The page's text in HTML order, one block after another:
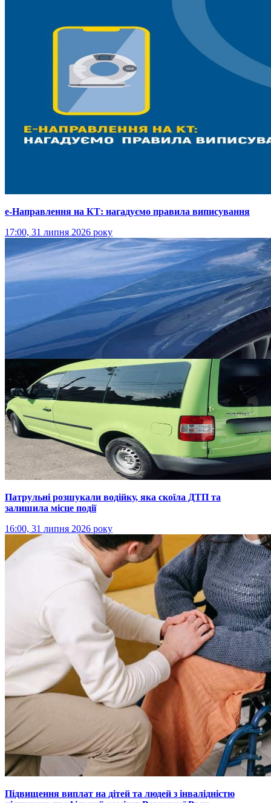
е-Направлення на КТ: нагадуємо правила виписування
17:00, 31 липня 2026 року
Патрульні розшукали водійку, яка скоїла ДТП та
залишила місце події
16:00, 31 липня 2026 року
Підвищення виплат на дітей та людей з інвалідністю